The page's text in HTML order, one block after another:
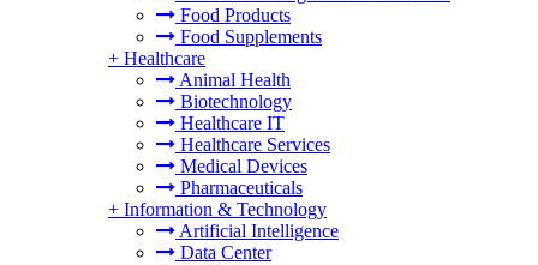
Food Products
Food Supplements
+ Healthcare
Animal Health
Biotechnology
Healthcare IT
Healthcare Services
Medical Devices
Pharmaceuticals
+ Information & Technology
Artificial Intelligence
Data Center